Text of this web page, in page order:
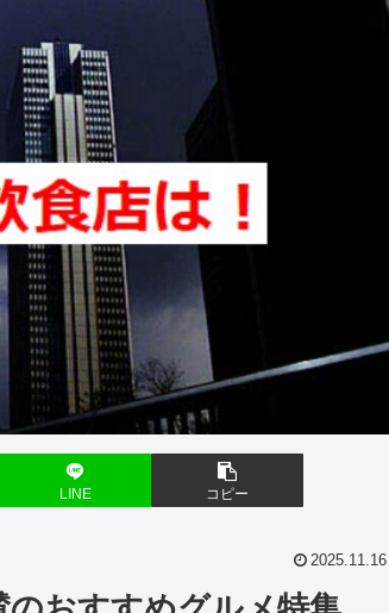
LINE コピー
2025.11.16